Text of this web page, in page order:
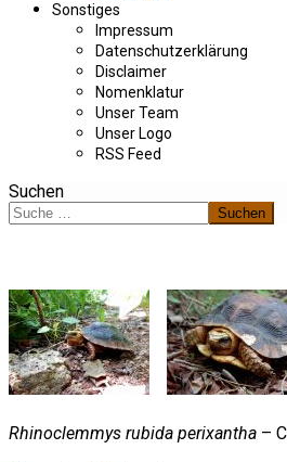
Sonstiges
Impressum
Datenschutzerklärung
Disclaimer
Nomenklatur
Unser Team
Unser Logo
RSS Feed
Suchen
Suchen
Rhinoclemmys rubida perixantha –